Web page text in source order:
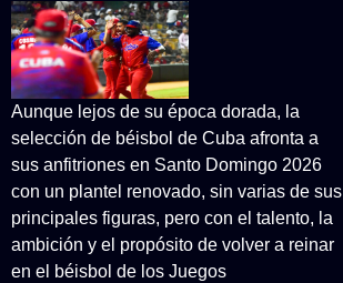
Aunque lejos de su época dorada, la
selección de béisbol de Cuba afronta a
sus anfitriones en Santo Domingo 2026
con un plantel renovado, sin varias de sus
principales figuras, pero con el talento, la
ambición y el propósito de volver a reinar
en el béisbol de los Juegos